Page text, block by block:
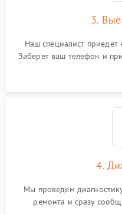
3.
Наш специалист
Заберет ваш телефон и
4.
Мы проведем
ремонта и сразу